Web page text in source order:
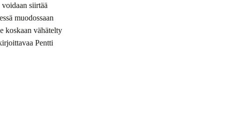
siirtää
muodossaan
koskaan vähätelty
Pentti